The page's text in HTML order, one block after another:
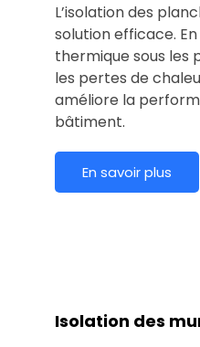
L’isolation des
solution efficace.
thermique sous les
les pertes de
améliore la
bâtiment.
En savoir plus
Isolation des